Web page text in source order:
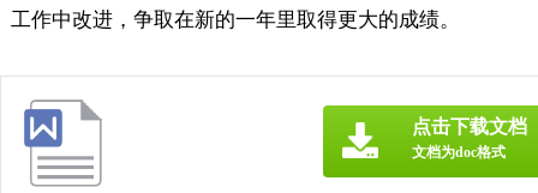
工作中改进，争取在新的一年里取得更大的成绩。
点击下载文档
文档为doc格式